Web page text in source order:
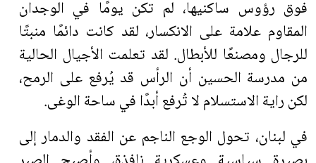
فوق رؤوس ساكنيها، لم تكن يومًا في الوجدان
المقاوم علامة على الانكسار، لقد كانت دائمًا منبتًا
للرجال ومصنعًا للأبطال. لقد تعلمت الأجيال الحالية
من مدرسة الحسين أن الرأس قد يُرفع على الرمح،
لكن راية الاستسلام لا تُرفع أبدًا في ساحة الوغى.
في لبنان، تحول الوجع الناجم عن الفقد والدمار إلى